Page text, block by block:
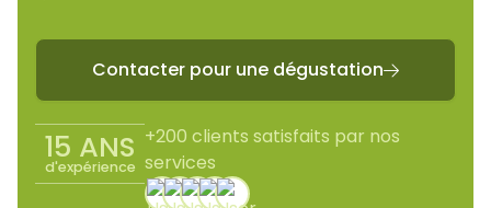
Contacter pour une dégustation
15 ANS
d'expérience
+200 clients satisfaits par nos
services